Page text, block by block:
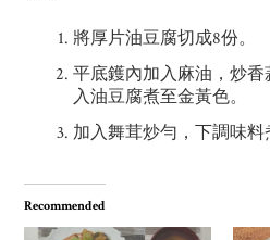
將厚片油豆腐切成8份。
平底鑊內加入麻油，炒
入油豆腐煮至金黃色。
加入舞茸炒勻，下調味料
Recommended